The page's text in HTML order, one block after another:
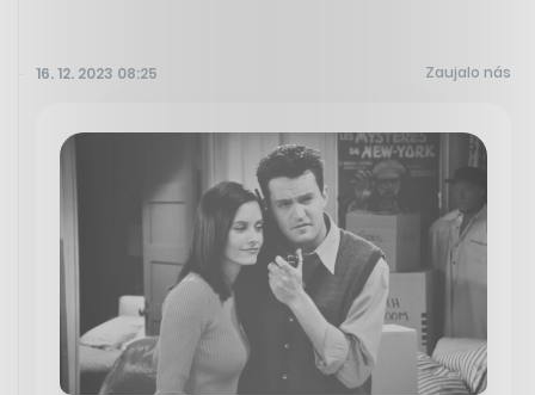
16. 12. 2023 08:25 Zaujalo nás